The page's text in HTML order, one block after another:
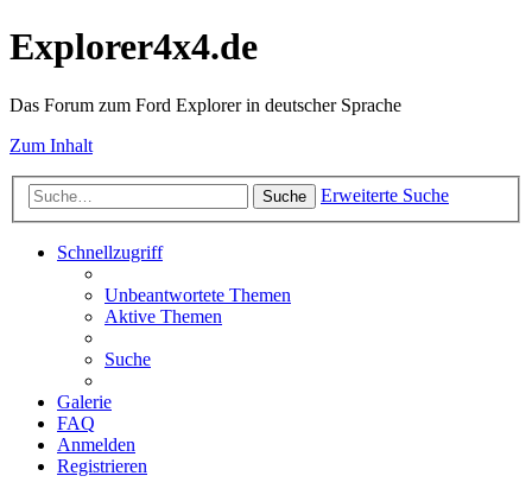
Explorer4x4.de
Das Forum zum Ford Explorer in deutscher Sprache
Zum Inhalt
Suche Erweiterte Suche
Schnellzugriff
Unbeantwortete Themen
Aktive Themen
Suche
Galerie
FAQ
Anmelden
Registrieren